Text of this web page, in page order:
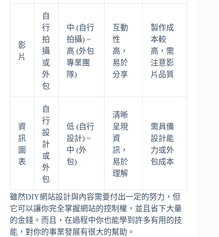
影
片
自
行
拍
攝
或
外
包
中 (自行
拍攝) ~
高 (外包
專業團
隊)
互動
性
高，
易於
分享
製作成
本較
高，需
注意影
片品質
資
訊
圖
表
自
行
設
計
或
外
包
低 (自行
設計) ~
中 (外
包)
清晰
呈現
資
訊，
易於
理解
需具備
設計能
力或外
包成本
雖然DIY網站設計與內容需要付出一定的努力，但
它可以讓你完全掌握網站的控制權，並且省下大量
的金錢。而且，在過程中你也能學到許多有用的技
能，對你的事業發展有很大的幫助。